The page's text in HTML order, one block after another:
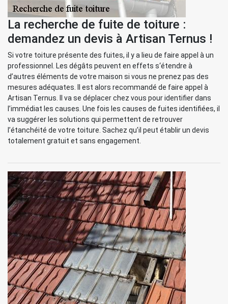
La recherche de fuite de toiture :
demandez un devis à Artisan Ternus !
Si votre toiture présente des fuites, il y a lieu de faire appel à un
professionnel. Les dégâts peuvent en effets s‘étendre à
d’autres éléments de votre maison si vous ne prenez pas des
mesures adéquates. Il est alors recommandé de faire appel à
Artisan Ternus. Il va se déplacer chez vous pour identifier dans
l’immédiat les causes. Une fois les causes de fuites identifiées, il
va suggérer les solutions qui permettent de retrouver
l’étanchéité de votre toiture. Sachez qu’il peut établir un devis
totalement gratuit et sans engagement.